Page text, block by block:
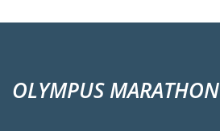
OLYMPUS MARATHON